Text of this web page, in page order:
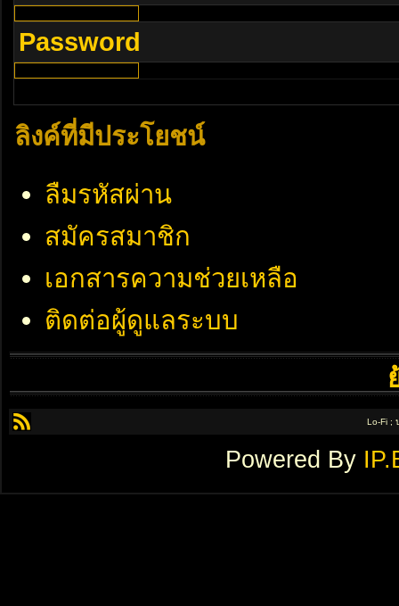
Password
ลิงค์ที่มีประโยชน์
ลืมรหัสผ่าน
สมัครสมาชิก
เอกสารความช่วยเหลือ
ติดต่อผู้ดูแลระบบ
Lo-Fi ;
Powered By